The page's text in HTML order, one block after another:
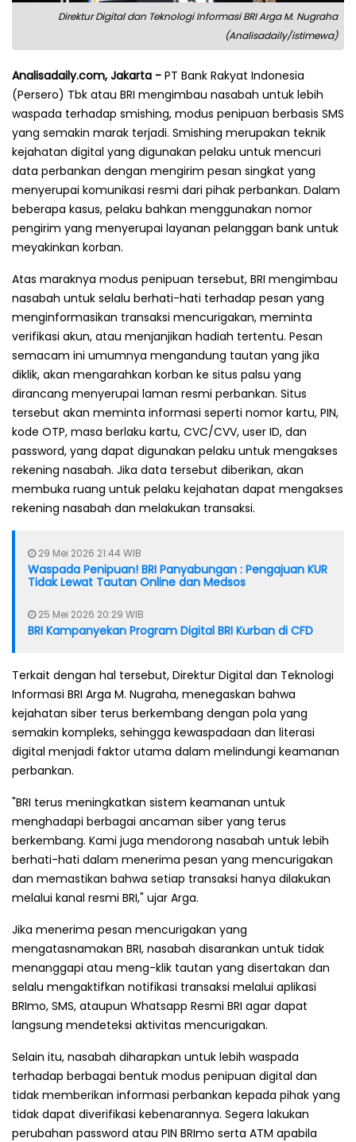
Direktur Digital dan Teknologi Informasi BRI Arga M. Nugraha
(Analisadaily/istimewa)
Analisadaily.com, Jakarta - PT Bank Rakyat Indonesia
(Persero) Tbk atau BRI mengimbau nasabah untuk lebih
waspada terhadap smishing, modus penipuan berbasis SMS
yang semakin marak terjadi. Smishing merupakan teknik
kejahatan digital yang digunakan pelaku untuk mencuri
data perbankan dengan mengirim pesan singkat yang
menyerupai komunikasi resmi dari pihak perbankan. Dalam
beberapa kasus, pelaku bahkan menggunakan nomor
pengirim yang menyerupai layanan pelanggan bank untuk
meyakinkan korban.
Atas maraknya modus penipuan tersebut, BRI mengimbau
nasabah untuk selalu berhati-hati terhadap pesan yang
menginformasikan transaksi mencurigakan, meminta
verifikasi akun, atau menjanjikan hadiah tertentu. Pesan
semacam ini umumnya mengandung tautan yang jika
diklik, akan mengarahkan korban ke situs palsu yang
dirancang menyerupai laman resmi perbankan. Situs
tersebut akan meminta informasi seperti nomor kartu, PIN,
kode OTP, masa berlaku kartu, CVC/CVV, user ID, dan
password, yang dapat digunakan pelaku untuk mengakses
rekening nasabah. Jika data tersebut diberikan, akan
membuka ruang untuk pelaku kejahatan dapat mengakses
rekening nasabah dan melakukan transaksi.
29 Mei 2026 21:44 WIB
Waspada Penipuan! BRI Panyabungan : Pengajuan KUR
Tidak Lewat Tautan Online dan Medsos
25 Mei 2026 20:29 WIB
BRI Kampanyekan Program Digital BRI Kurban di CFD
Terkait dengan hal tersebut, Direktur Digital dan Teknologi
Informasi BRI Arga M. Nugraha, menegaskan bahwa
kejahatan siber terus berkembang dengan pola yang
semakin kompleks, sehingga kewaspadaan dan literasi
digital menjadi faktor utama dalam melindungi keamanan
perbankan.
"BRI terus meningkatkan sistem keamanan untuk
menghadapi berbagai ancaman siber yang terus
berkembang. Kami juga mendorong nasabah untuk lebih
berhati-hati dalam menerima pesan yang mencurigakan
dan memastikan bahwa setiap transaksi hanya dilakukan
melalui kanal resmi BRI," ujar Arga.
Jika menerima pesan mencurigakan yang
mengatasnamakan BRI, nasabah disarankan untuk tidak
menanggapi atau meng-klik tautan yang disertakan dan
selalu mengaktifkan notifikasi transaksi melalui aplikasi
BRImo, SMS, ataupun Whatsapp Resmi BRI agar dapat
langsung mendeteksi aktivitas mencurigakan.
Selain itu, nasabah diharapkan untuk lebih waspada
terhadap berbagai bentuk modus penipuan digital dan
tidak memberikan informasi perbankan kepada pihak yang
tidak dapat diverifikasi kebenarannya. Segera lakukan
perubahan password atau PIN BRImo serta ATM apabila